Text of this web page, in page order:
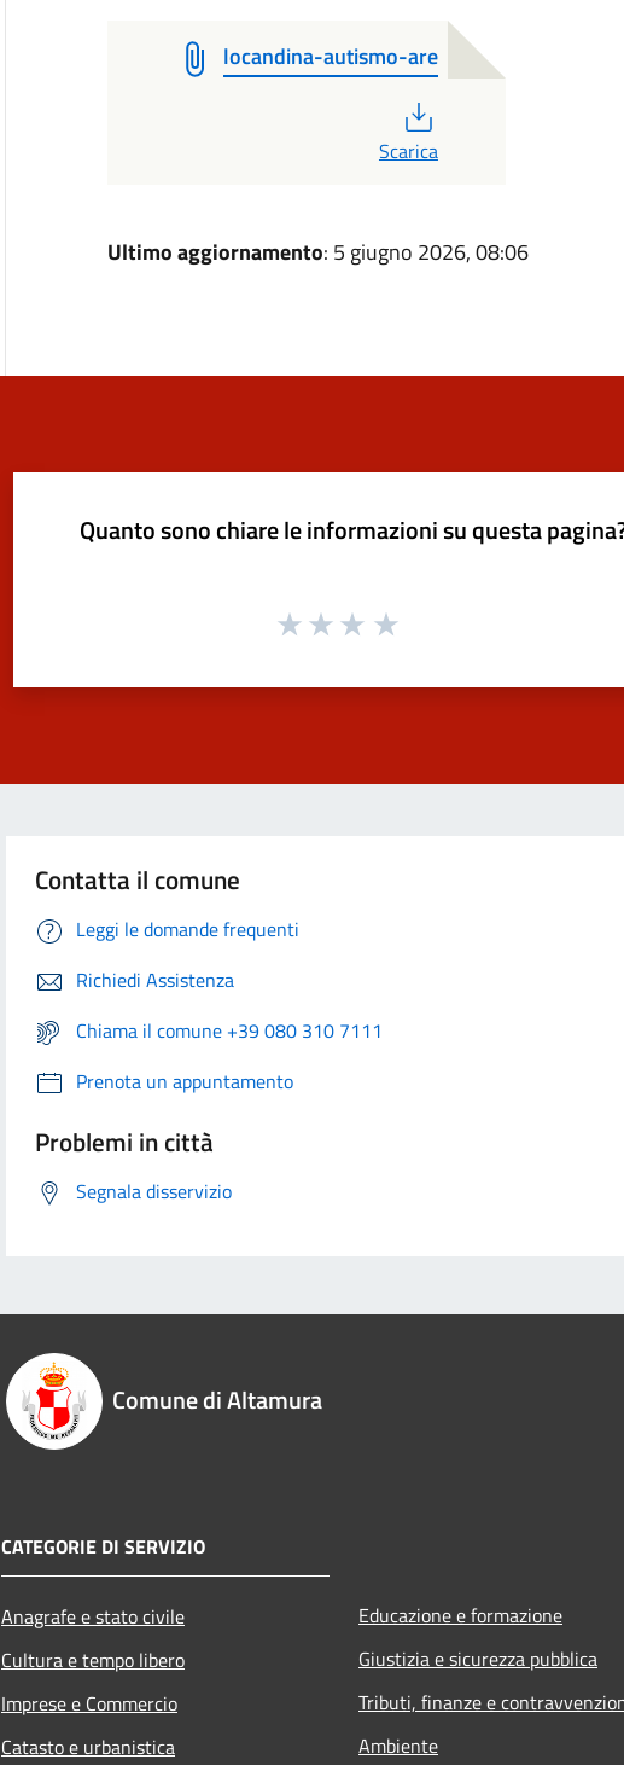
locandina-autismo-are
Scarica
Ultimo aggiornamento: 5 giugno 2026, 08:06
Quanto sono chiare le informazioni su questa
Contatta il comune
Leggi le domande frequenti
Richiedi Assistenza
Chiama il comune +39 080 310 7111
Prenota un appuntamento
Problemi in città
Segnala disservizio
Comune di Altamura
CATEGORIE DI SERVIZIO
Anagrafe e stato civile
Cultura e tempo libero
Imprese e Commercio
Catasto e urbanistica
Educazione e formazione
Giustizia e sicurezza pubblica
Tributi, finanze e
Ambiente